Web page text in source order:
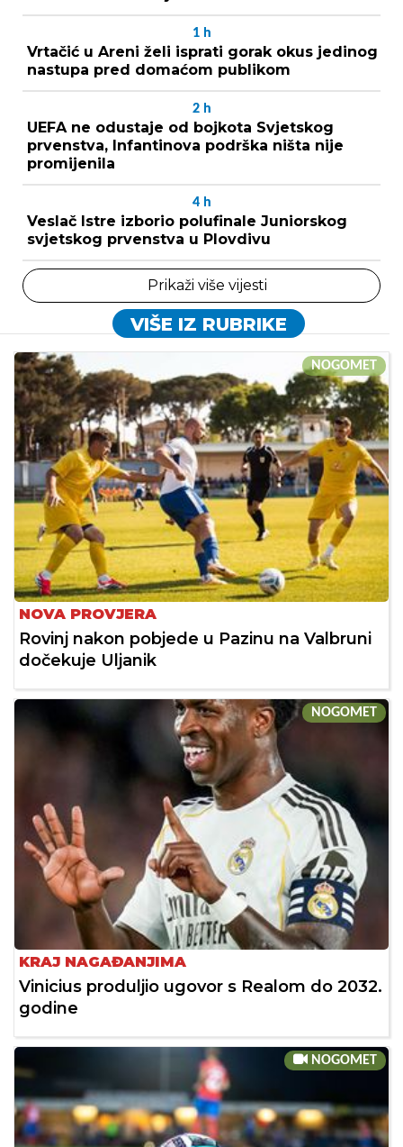
1 h
Vrtačić u Areni želi isprati gorak okus jedinog
nastupa pred domaćom publikom
2 h
UEFA ne odustaje od bojkota Svjetskog
prvenstva, Infantinova podrška ništa nije
promijenila
4 h
Veslač Istre izborio polufinale Juniorskog
svjetskog prvenstva u Plovdivu
Prikaži više vijesti
VIŠE IZ RUBRIKE
NOGOMET
NOVA PROVJERA
Rovinj nakon pobjede u Pazinu na Valbruni
dočekuje Uljanik
NOGOMET
KRAJ NAGAĐANJIMA
Vinicius produljio ugovor s Realom do 2032.
godine
NOGOMET